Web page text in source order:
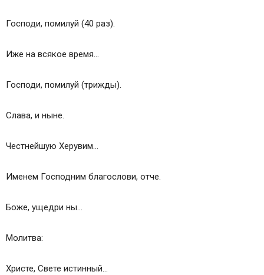
Господи, помилуй (40 раз).
Иже на всякое время…
Господи, помилуй (трижды).
Слава, и ныне.
Честнейшую Херувим…
Именем Господним благослови, отче.
Боже, ущедри ны…
Молитва:
Христе, Свете истинный…